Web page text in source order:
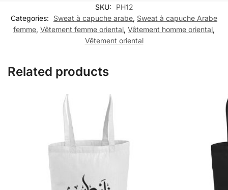
SKU:
PH12
Categories:
Sweat à capuche arabe, Sweat à capuche Arabe
femme, Vêtement femme oriental, Vêtement homme oriental,
Vêtement oriental
Related products